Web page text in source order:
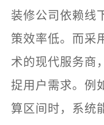
装修公司依赖线
策效率低。而采
术的现代服务商
捉用户需求。例
算区间时，系统